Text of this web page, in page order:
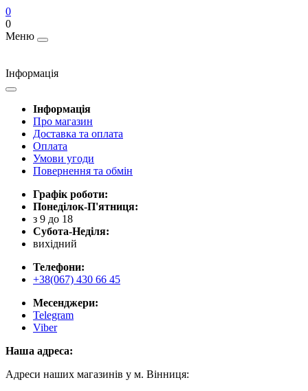
0
0
Меню
Інформація
Інформація
Про магазин
Доставка та оплата
Оплата
Умови угоди
Повернення та обмін
Графік роботи:
Понеділок-П'ятниця:
з 9 до 18
Субота-Неділя:
вихідний
Телефони:
+38(067) 430 66 45
Месенджери:
Telegram
Viber
Наша адреса:
Адреси наших магазинів у м. Вінниця: